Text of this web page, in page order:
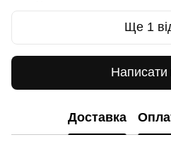
Ще 1
Написати
Доставка